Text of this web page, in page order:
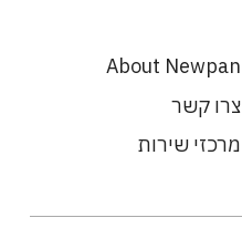
About Newpan
צרו קשר
מרכזי שירות